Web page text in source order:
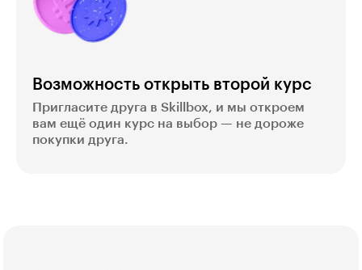
Возможность открыть второй курс
Пригласите друга в Skillbox, и мы откроем
вам ещё один курс на выбор — не дороже
покупки друга.